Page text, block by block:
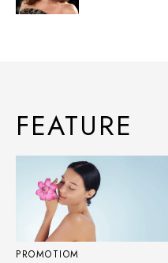
FEATURE
PROMOTIOM